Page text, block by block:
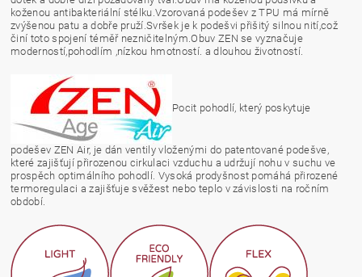
koženou antibakteriální stélku.Vzorovaná podešev z TPU má mírně
zvýšenou patu a dobře pruží.Svršek je k podešvi přišitý silnou nití,což
činí toto spojení téměř nezničitelným.Obuv ZEN se vyznačuje
moderností,pohodlím ,nízkou hmotností. a dlouhou životností.
Pocit pohodlí, který poskytuje
podešev ZEN Air, je dán ventily vloženými do patentované podešve,
které zajišťují přirozenou cirkulaci vzduchu a udržují nohu v suchu ve
prospěch optimálního pohodlí. Vysoká prodyšnost pomáhá přirozené
termoregulaci a zajišťuje svěžest nebo teplo v závislosti na ročním
období.